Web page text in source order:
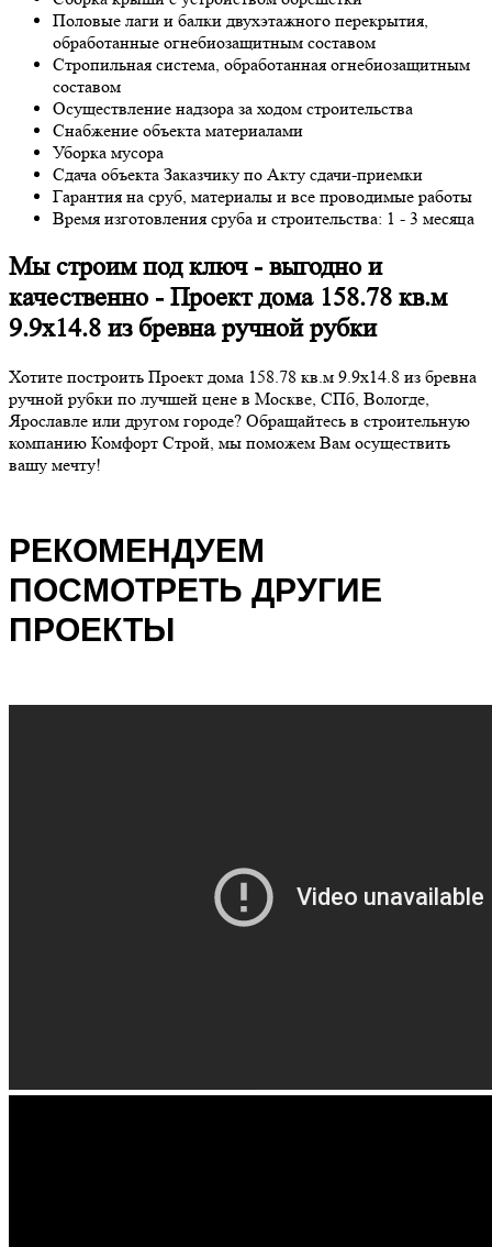
Половые лаги и балки двухэтажного перекрытия,
обработанные огнебиозащитным составом
Стропильная система, обработанная огнебиозащитным
составом
Осуществление надзора за ходом строительства
Снабжение объекта материалами
Уборка мусора
Сдача объекта Заказчику по Акту сдачи-приемки
Гарантия на сруб, материалы и все проводимые работы
Время изготовления сруба и строительства: 1 - 3 месяца
Мы строим под ключ - выгодно и
качественно - Проект дома 158.78 кв.м
9.9х14.8 из бревна ручной рубки
Хотите построить Проект дома 158.78 кв.м 9.9х14.8 из бревна
ручной рубки по лучшей цене в Москве, СПб, Вологде,
Ярославле или другом городе? Обращайтесь в строительную
компанию Комфорт Строй, мы поможем Вам осуществить
вашу мечту!
РЕКОМЕНДУЕМ
ПОСМОТРЕТЬ ДРУГИЕ
ПРОЕКТЫ